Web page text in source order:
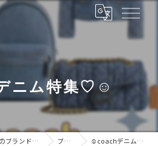
ニム特集♡☺︎
ブランドインパクト 世界中のブランドをあなたの手に ブログ ☺︎coachデニム特集♡☺︎